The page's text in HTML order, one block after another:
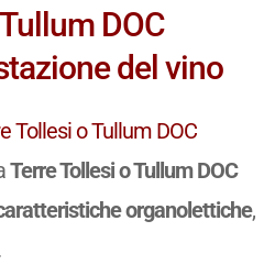
DOC
del vino
Tollesi o Tullum DOC
Terre Tollesi o Tullum DOC
organolettiche,